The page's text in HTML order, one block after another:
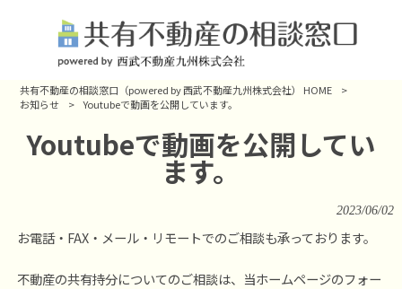
共有不動産の相談窓口（powered by 西武不動産九州株式会社） HOME
>
お知らせ
> Youtubeで動画を公開しています。
Youtubeで動画を公開してい
ます。
2023/06/02
お電話・FAX・メール・リモートでのご相談も承っております。
不動産の共有持分についてのご相談は、当ホームページのフォー